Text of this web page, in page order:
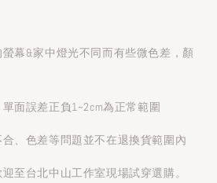
幕&家中燈光不同而有些微色差，顏
面誤差正負1~2cm為正常範圍
、色差等問題並不在退換貨範圍內
至台北中山工作室現場試穿選購。